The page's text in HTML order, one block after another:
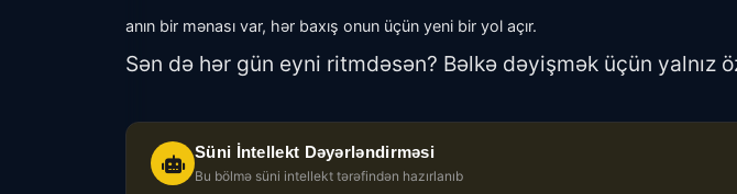
anın bir mənası var, hər baxış onun üçün yeni bir yol açır.
Sən də hər gün eyni ritmdəsən? Bəlkə dəyişmək üçün yalnız
Süni İntellekt Dəyərləndirməsi
Bu bölmə süni intellekt tərəfindən hazırlanıb